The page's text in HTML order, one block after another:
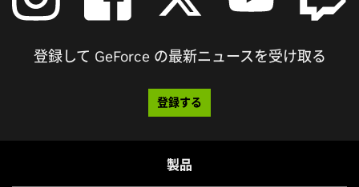
登録して GeForce の最新ニュースを受け取る
登録する
製品